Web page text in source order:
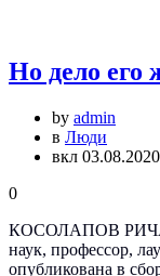
Но дело его
by admin
в Люди
вкл 03.08.2020
0
КОСОЛАПОВ
наук, профессор,
опубликована в